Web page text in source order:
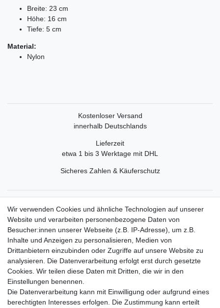
Breite: 23 cm
Höhe: 16 cm
Tiefe: 5 cm
Material:
Nylon
Kostenloser Versand
innerhalb Deutschlands
Lieferzeit
etwa 1 bis 3 Werktage mit DHL
Sicheres Zahlen & Käuferschutz
Rechtliche Informationen
Widerrufsrecht
Widerrufsformular
Datenschutzerklärung
AGB
Impressum
Wir verwenden Cookies und ähnliche Technologien auf unserer
Website und verarbeiten personenbezogene Daten von
Besucher:innen unserer Webseite (z.B. IP-Adresse), um z.B.
Inhalte und Anzeigen zu personalisieren, Medien von
Drittanbietern einzubinden oder Zugriffe auf unsere Website zu
analysieren. Die Datenverarbeitung erfolgt erst durch gesetzte
Cookies. Wir teilen diese Daten mit Dritten, die wir in den
Einstellungen benennen.
Die Datenverarbeitung kann mit Einwilligung oder aufgrund eines
berechtigten Interesses erfolgen. Die Zustimmung kann erteilt